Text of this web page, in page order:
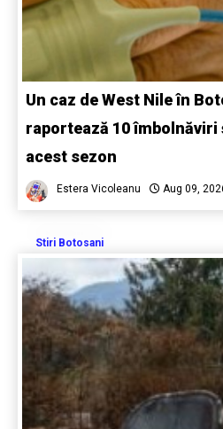
Un caz de West Nile în
raportează 10 îmbolnăviri
acest sezon
Estera Vicoleanu Aug 09,
Stiri Botosani